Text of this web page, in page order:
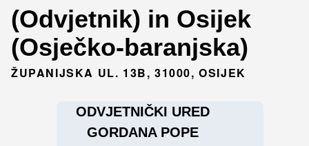
(Odvjetnik) in Osijek
(Osječko-baranjska)
ŽUPANIJSKA UL. 13B, 31000, OSIJEK
ODVJETNIČKI URED
GORDANA POPE